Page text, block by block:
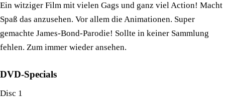
Ein witziger Film mit vielen Gags und ganz viel Action! Macht
Spaß das anzusehen. Vor allem die Animationen. Super
gemachte James-Bond-Parodie! Sollte in keiner Sammlung
fehlen. Zum immer wieder ansehen.
DVD-Specials
Disc 1